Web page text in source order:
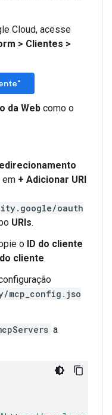
Cloud, acesse
> Clientes >
da Web como o
em + Adicionar URI
oauth
URIs.
o ID do cliente
cliente.
a